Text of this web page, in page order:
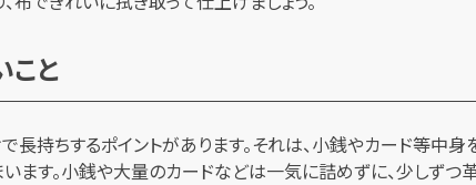
こと
長持ちするポイントがあります。それは、小銭やカード等
ます。小銭や大量のカードなどは一気に詰めずに、少しずつ